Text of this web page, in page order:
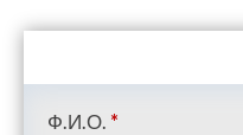
Ф.И.О. *